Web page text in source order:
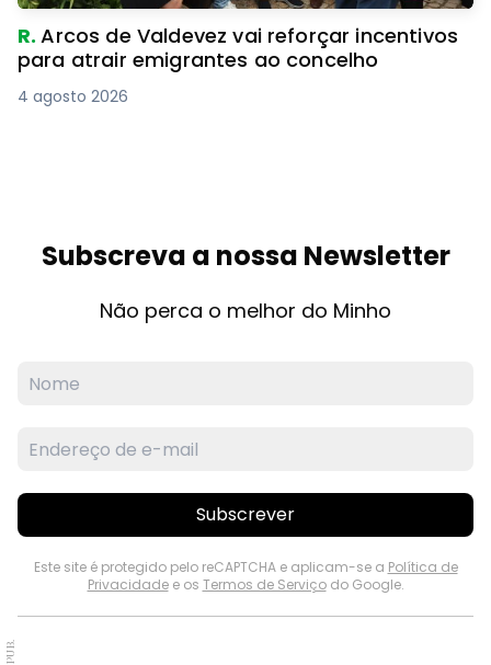
R.Arcos de Valdevez vai reforçar incentivos
para atrair emigrantes ao concelho
4 agosto 2026
Subscreva a nossa Newsletter
Não perca o melhor do Minho
Subscrever
Este site é protegido pelo reCAPTCHA e aplicam-se a Política de
Privacidadee os Termos de Serviçodo Google.
PUB.